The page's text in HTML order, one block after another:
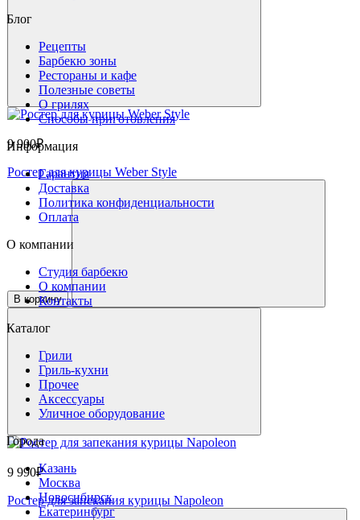
9 900₽
Ростер для курицы Weber Style
В корзину
9 990₽
Ростер для запекания курицы Napoleon
Блог
Рецепты
Барбекю зоны
Рестораны и кафе
Полезные советы
О грилях
Способы приготовления
Информация
Гарантия
Доставка
Политика конфиденциальности
Оплата
О компании
Студия барбекю
О компании
Контакты
Каталог
Грили
Гриль-кухни
Прочее
Аксессуары
Уличное оборудование
Города
Казань
Москва
Новосибирск
Екатеринбург